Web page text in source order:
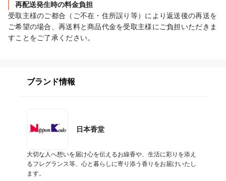
再配送発生時の料金負担
受取主様のご都合（ご不在・住所誤り等）により返送後の再送を
ご希望の場合、再送料と商品代金を受取主様にご負担いただきま
すことをご了承ください。
ブランド情報
日本香堂
大切な人へ想いを届け心を伝えるお線香や、生活に彩りを添え
るフレグランス等、心と暮らしに寄り添う香りをお届けいたし
ます。